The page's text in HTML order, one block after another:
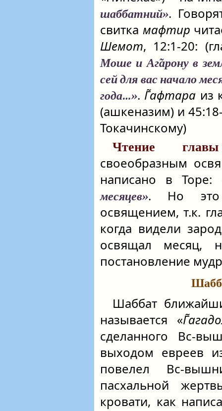
шаббатний».
свитка мафтир
Шемот, 12:1-20:
Моше и Аг̃арону в
сей для вас начало
года…». Г̃афтара из
(ашкеназим) и
Токачинскому)
Чтение
своеобразным
написано в Торе:
месяцев». Но это
освящением, т.к.
когда видели
освящал месяц,
постановление
Шаббат
называется «
сделанного
выходом евреев
повелел
пасхальной
кровати, как